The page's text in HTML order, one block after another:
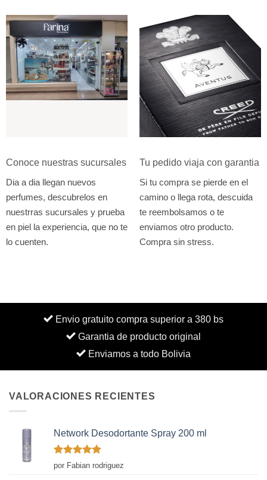
Conoce nuestras sucursales
Dia a dia llegan nuevos
perfumes, descubrelos en
nuestrras sucursales y prueba
en piel la experiencia, que no te
lo cuenten.
Tu pedido viaja con garantia
Si tu compra se pierde en el
camino o llega rota, descuida
te reembolsamos o te
enviamos otro producto.
Compra sin stress.
Envio gratuito compra superior a 380 bs
Garantia de producto original
Enviamos a todo Bolivia
VALORACIONES RECIENTES
Network Desodortante Spray 200 ml
Valorado
con
por Fabian rodriguez